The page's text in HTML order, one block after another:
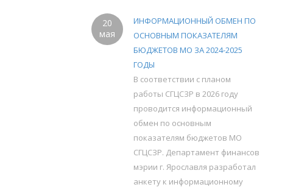
20
мая
ИНФОРМАЦИОННЫЙ ОБМЕН ПО
ОСНОВНЫМ ПОКАЗАТЕЛЯМ
БЮДЖЕТОВ МО ЗА 2024-2025
ГОДЫ
В соответствии с планом
работы СГЦСЗР в 2026 году
проводится информационный
обмен по основным
показателям бюджетов МО
СГЦСЗР. Департамент финансов
мэрии г. Ярославля разработал
анкету к информационному